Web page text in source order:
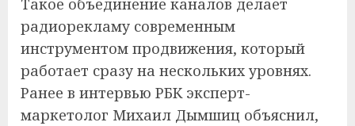
Такое объединение каналов делает
радиорекламу современным
инструментом продвижения, который
работает сразу на нескольких уровнях.
Ранее в интервью РБК эксперт-
маркетолог Михаил Дымшиц объяснил,